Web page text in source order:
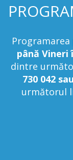
până Vineri
dintre
730 042
următorul